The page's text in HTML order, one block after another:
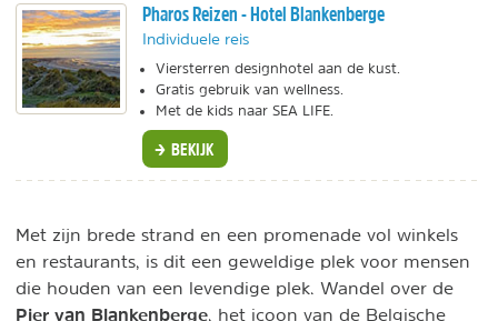
Pharos Reizen - Hotel Blankenberge
Individuele reis
Viersterren designhotel aan de kust.
Gratis gebruik van wellness.
Met de kids naar SEA LIFE.
BEKIJK
Met zijn brede strand en een promenade vol winkels
en restaurants, is dit een geweldige plek voor mensen
die houden van een levendige plek. Wandel over de
Pier van Blankenberge, het icoon van de Belgische